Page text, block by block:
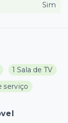
1 Sala de TV
serviço
Sim